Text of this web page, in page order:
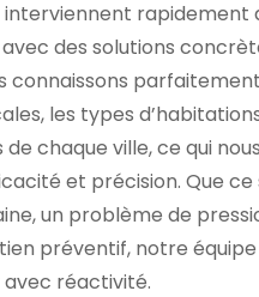
interviennent rapidement
des solutions
connaissons
les types
chaque ville, ce qui
et précision. Que
un problème de
préventif, notre
avec réactivité.